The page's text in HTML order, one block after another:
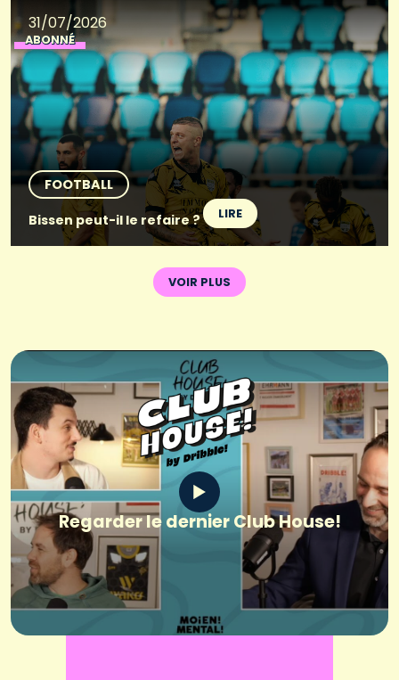
31/07/2026
ABONNÉ
FOOTBALL
Bissen peut-il le refaire ?
LIRE
VOIR PLUS
Regarder le dernier Club House!